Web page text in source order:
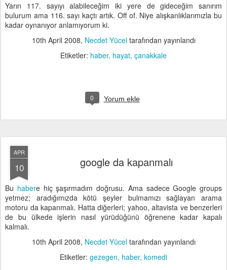
Yarın 117. sayıyı alabileceğim iki yere de gideceğim sanırım
bulurum ama 116. sayı kaçtı artık. Off of. Niye alışkanlıklarımızla bu
kadar oynanıyor anlamıyorum ki.
10th April 2008, Necdet Yüceltarafından yayınlandı
Etiketler: haber hayat çanakkale
0 Yorum ekle
APR
10 google da kapanmalı
Bu habere hiç şaşırmadım doğrusu. Ama sadece Google groups
yetmez; aradığımızda kötü şeyler bulmamızı sağlayan arama
motoru da kapanmalı. Hatta diğerleri; yahoo, altavista ve benzerleri
de bu ülkede işlerin nasıl yürüdüğünü öğrenene kadar kapalı
kalmalı.
10th April 2008, Necdet Yüceltarafından yayınlandı
Etiketler: gezegen haber komedi